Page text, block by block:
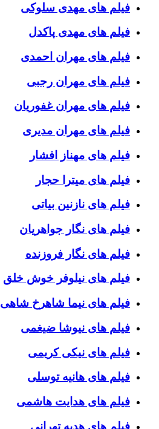
فیلم های مهدی سلوکی
فیلم های مهدی پاکدل
فیلم های مهران احمدی
فیلم های مهران رجبی
فیلم های مهران غفوریان
فیلم های مهران مدیری
فیلم های مهناز افشار
فیلم های میترا حجار
فیلم های نازنین بیاتی
فیلم های نگار جواهریان
فیلم های نگار فروزنده
فیلم های نیلوفر خوش خلق
فیلم های نیما شاهرخ شاهی
فیلم های نیوشا ضیغمی
فیلم های نیکی کریمی
فیلم های هانیه توسلی
فیلم های هدایت هاشمی
فیلم های هدیه تهرانی